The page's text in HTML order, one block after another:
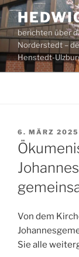
Zum
Inhalt
springenberichten über
Norderstedt –
Henstedt-
AM
6. MÄRZ 2025
Von dem
Sie alle